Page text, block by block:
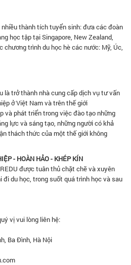
thành tích tuyển sinh: đưa các đoàn
học tập tại Singapore, New Zealand,
chương trình du học hè các nước: Mỹ, Úc,
là trở thành nhà cung cấp dịch vụ tư vấn
ở Việt Nam và trên thế giới
và phát triển trong việc đào tạo những
lực và sáng tạo, những người có khả
thách thức của một thế giới không
- HOÀN HẢO - KHÉP KÍN
được tuân thủ chặt chẽ và xuyên
du học, trong suốt quá trình học và sau
vị vui lòng liên hệ:
Ba Đình, Hà Nội